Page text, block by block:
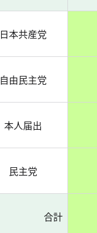
日本共産党
自由民主党
本人届出
民主党
合計